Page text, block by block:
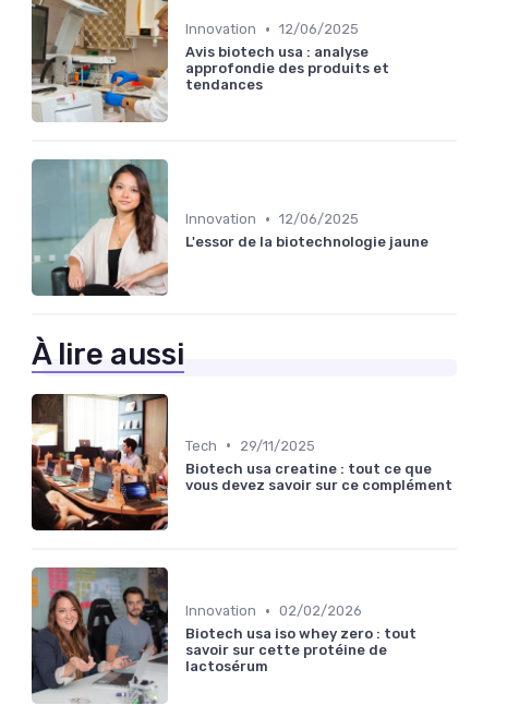
Innovation • 12/06/2025
Avis biotech usa : analyse
approfondie des produits et
tendances
Innovation • 12/06/2025
L'essor de la biotechnologie jaune
À lire aussi
Tech •
29/11/2025
Biotech usa creatine : tout ce que
vous devez savoir sur ce complément
Innovation • 02/02/2026
Biotech usa iso whey zero : tout
savoir sur cette protéine de
lactosérum